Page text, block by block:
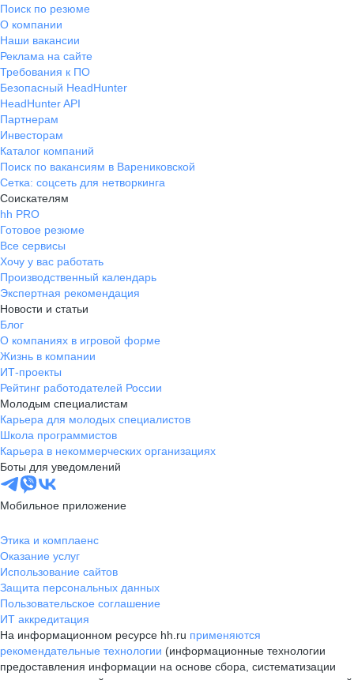
Поиск по резюме
О компании
Наши вакансии
Реклама на сайте
Требования к ПО
Безопасный HeadHunter
HeadHunter API
Партнерам
Инвесторам
Каталог компаний
Поиск по вакансиям в Варениковской
Сетка: соцсеть для нетворкинга
Соискателям
hh PRO
Готовое резюме
Все сервисы
Хочу у вас работать
Производственный календарь
Экспертная рекомендация
Новости и статьи
Блог
О компаниях в игровой форме
Жизнь в компании
ИТ-проекты
Рейтинг работодателей России
Молодым специалистам
Карьера для молодых специалистов
Школа программистов
Карьера в некоммерческих организациях
Боты для уведомлений
Мобильное приложение
Этика и комплаенс
Оказание услуг
Использование сайтов
Защита персональных данных
Пользовательское соглашение
ИТ аккредитация
На информационном ресурсе hh.ru применяются
рекомендательные технологии (информационные технологии
предоставления информации на основе сбора, систематизации